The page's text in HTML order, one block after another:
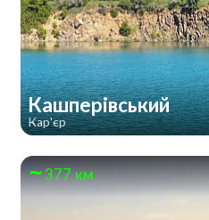
Кашперівський
Кар'єр
377 км